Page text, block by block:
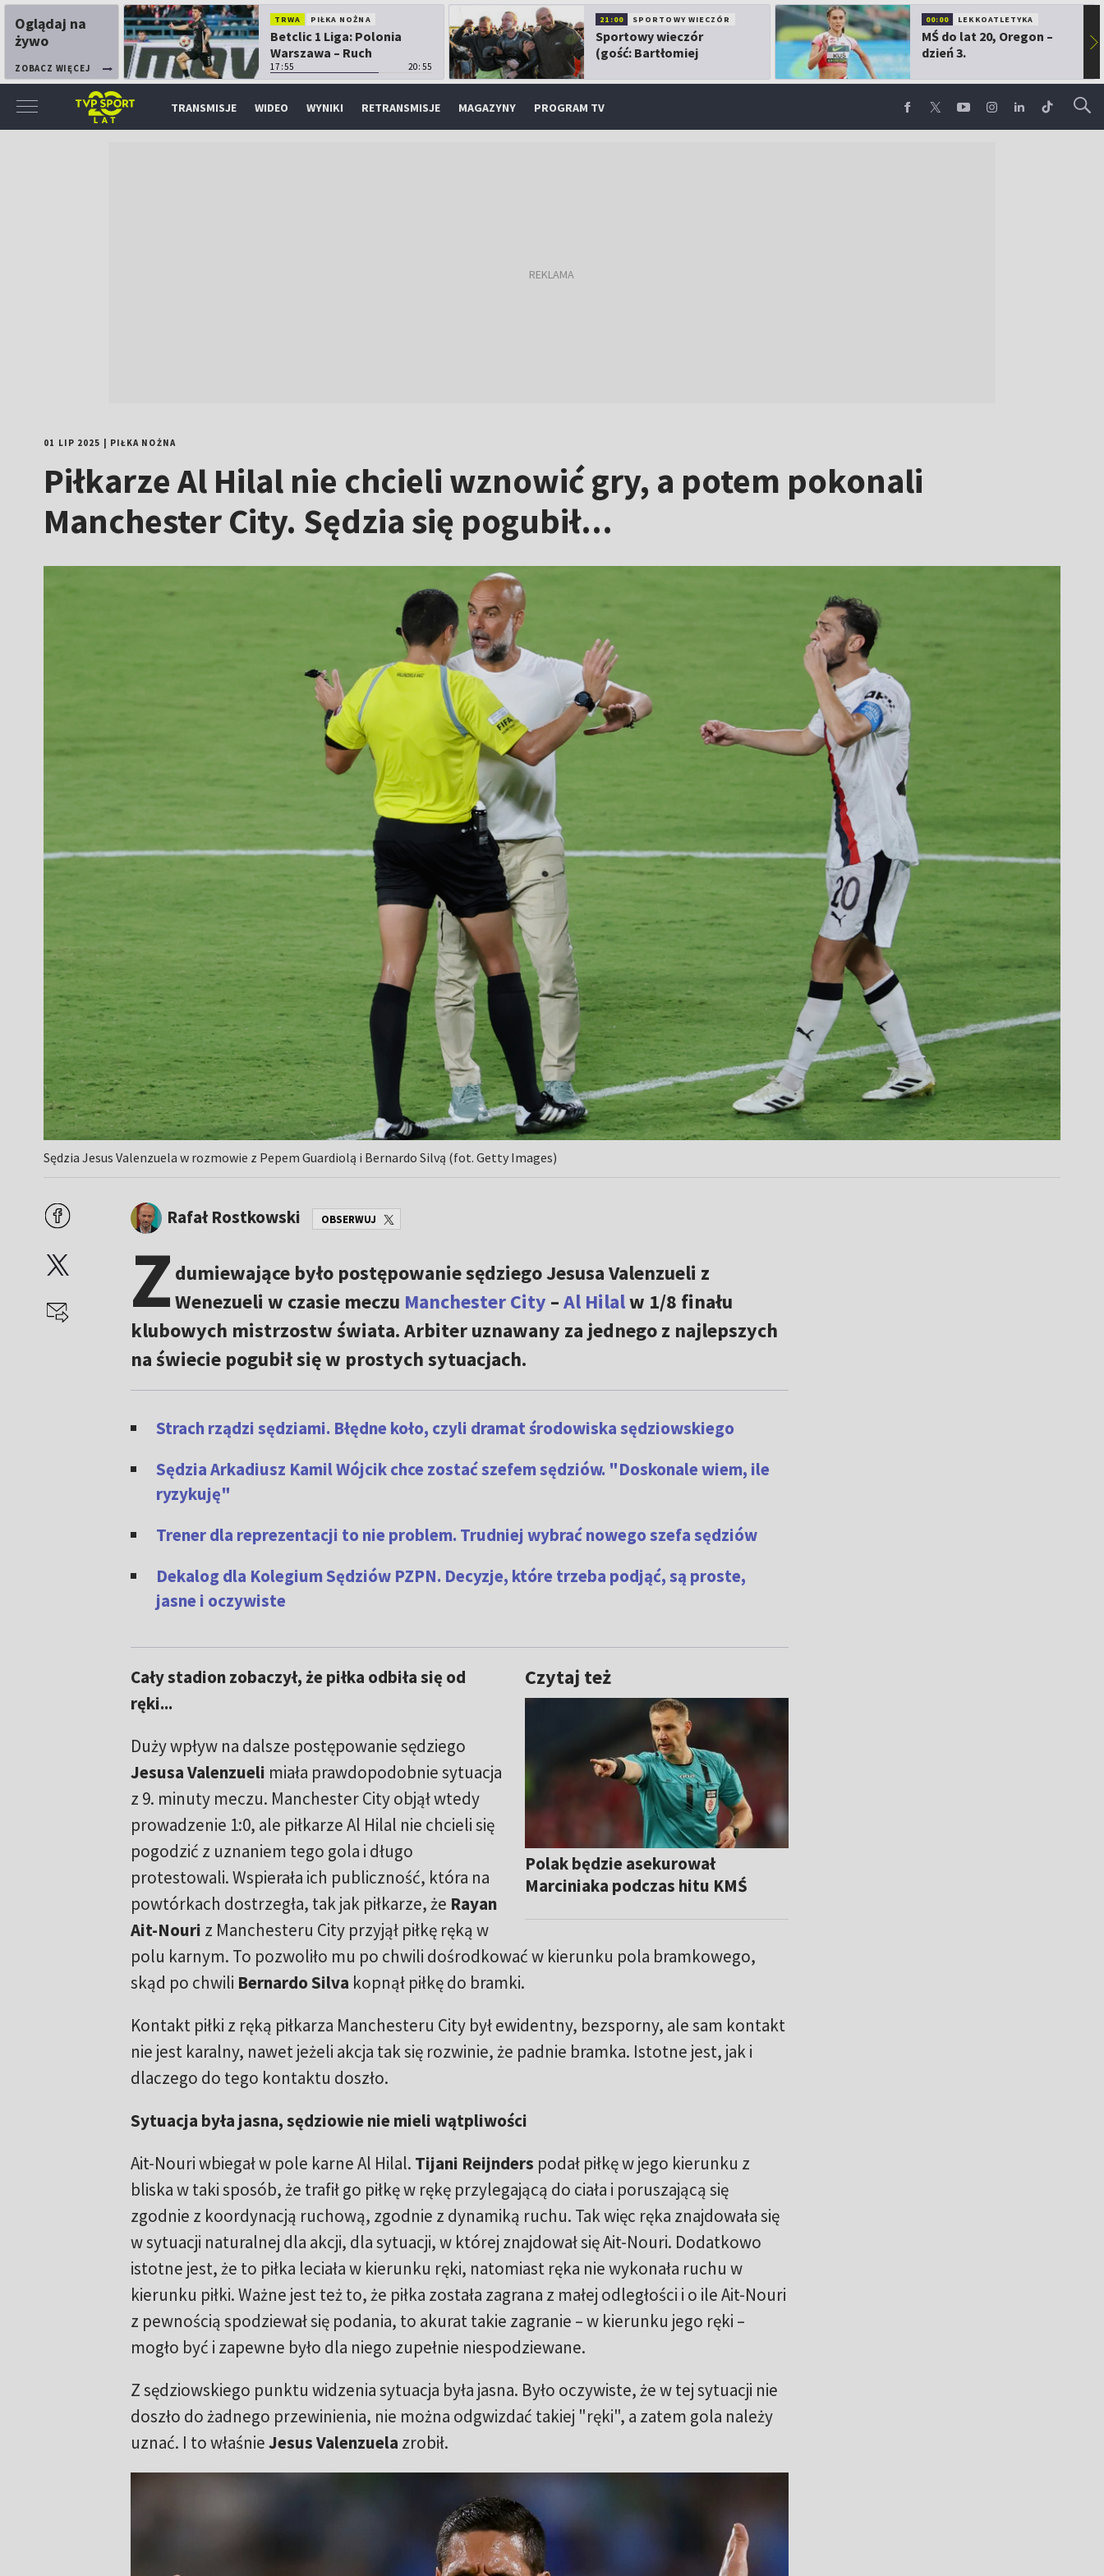
Oglądaj na
żywo
ZOBACZ WIĘCEJ
TRWA PIŁKA NOŻNA
Betclic 1 Liga: Polonia
Warszawa – Ruch
Chorzów
17:55 20:55
21:00 SPORTOWY WIECZÓR
Sportowy wieczór
(gość: Bartłomiej
00:00 LEKKOATLETYKA
MŚ do lat 20, Oregon –
dzień 3.
▶
TRANSMISJE WIDEO WYNIKI RETRANSMISJE MAGAZYNY PROGRAM TV
01 LIP 2025 PIŁKA NOŻNA
Piłkarze Al Hilal nie chcieli wznowić gry, a potem pokonali
Manchester City. Sędzia się pogubił...
Sędzia Jesus Valenzuela w rozmowie z Pepem Guardiolą i Bernardo Silvą (fot. Getty Images)
Rafał Rostkowski OBSERWUJ
Z dumiewające było postępowanie sędziego Jesusa Valenzueli z
Wenezueli w czasie meczu Manchester City –Al Hilalw 1/8 finału
klubowych mistrzostw świata. Arbiter uznawany za jednego z najlepszych
na świecie pogubił się w prostych sytuacjach.
Strach rządzi sędziami. Błędne koło, czyli dramat środowiska sędziowskiego
Sędzia Arkadiusz Kamil Wójcik chce zostać szefem sędziów. "Doskonale wiem, ile
ryzykuję"
Trener dla reprezentacji to nie problem. Trudniej wybrać nowego szefa sędziów
Dekalog dla Kolegium Sędziów PZPN. Decyzje, które trzeba podjąć, są proste,
jasne i oczywiste
Czytaj też
Polak będzie asekurował
Marciniaka podczas hitu KMŚ
Cały stadion zobaczył, że piłka odbiła się od
ręki...
Duży wpływ na dalsze postępowanie sędziego
Jesusa Valenzueli miała prawdopodobnie sytuacja
z 9. minuty meczu. Manchester City objął wtedy
prowadzenie 1:0, ale piłkarze Al Hilal nie chcieli się
pogodzić z uznaniem tego gola i długo
protestowali. Wspierała ich publiczność, która na
powtórkach dostrzegła, tak jak piłkarze, że Rayan
Ait-Nouri z Manchesteru City przyjął piłkę ręką w
polu karnym. To pozwoliło mu po chwili dośrodkować w kierunku pola bramkowego,
skąd po chwili Bernardo Silva kopnął piłkę do bramki.
Kontakt piłki z ręką piłkarza Manchesteru City był ewidentny, bezsporny, ale sam kontakt
nie jest karalny, nawet jeżeli akcja tak się rozwinie, że padnie bramka. Istotne jest, jak i
dlaczego do tego kontaktu doszło.
Sytuacja była jasna, sędziowie nie mieli wątpliwości
Ait-Nouri wbiegał w pole karne Al Hilal. Tijani Reijnders podał piłkę w jego kierunku z
bliska w taki sposób, że trafił go piłkę w rękę przylegającą do ciała i poruszającą się
zgodnie z koordynacją ruchową, zgodnie z dynamiką ruchu. Tak więc ręka znajdowała się
w sytuacji naturalnej dla akcji, dla sytuacji, w której znajdował się Ait-Nouri. Dodatkowo
istotne jest, że to piłka leciała w kierunku ręki, natomiast ręka nie wykonała ruchu w
kierunku piłki. Ważne jest też to, że piłka została zagrana z małej odległości i o ile Ait-Nouri
z pewnością spodziewał się podania, to akurat takie zagranie – w kierunku jego ręki –
mogło być i zapewne było dla niego zupełnie niespodziewane.
Z sędziowskiego punktu widzenia sytuacja była jasna. Było oczywiste, że w tej sytuacji nie
doszło do żadnego przewinienia, nie można odgwizdać takiej "ręki", a zatem gola należy
uznać. I to właśnieJesus Valenzuela zrobił.